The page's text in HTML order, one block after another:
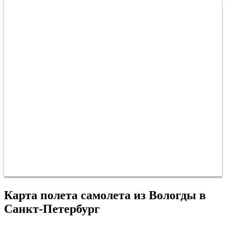
Карта полета самолета из Вологды в
Санкт-Петербург